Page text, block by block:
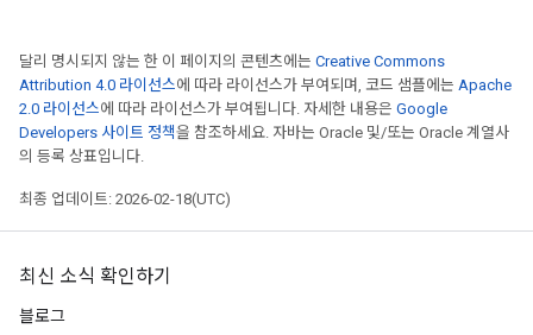
달리 명시되지 않는 한 이 페이지의 콘텐츠에는 Creative Commons
Attribution 4.0 라이선스에 따라 라이선스가 부여되며, 코드 샘플에는 Apache
2.0 라이선스에 따라 라이선스가 부여됩니다. 자세한 내용은 Google
Developers 사이트 정책을 참조하세요. 자바는 Oracle 및/또는 Oracle 계열사
의 등록 상표입니다.
최종 업데이트: 2026-02-18(UTC)
최신 소식 확인하기
블로그